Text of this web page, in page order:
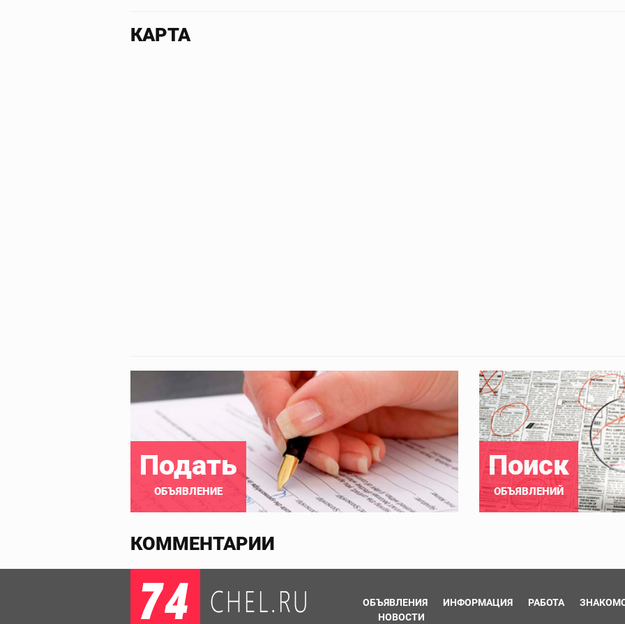
КАРТА
Подать
ОБЪЯВЛЕНИЕ
Поиск
ОБЪЯВЛЕНИЙ
КОММЕНТАРИИ
ОБЪЯВЛЕНИЯ ИНФОРМАЦИЯ РАБОТА
НОВОСТИ